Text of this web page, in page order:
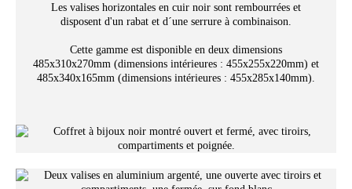
Les valises horizontales en cuir noir sont rembourrées et
disposent d'un rabat et d´une serrure à combinaison.
Cette gamme est disponible en deux dimensions
485x310x270mm (dimensions intérieures : 455x255x220mm) et
485x340x165mm (dimensions intérieures : 455x285x140mm).